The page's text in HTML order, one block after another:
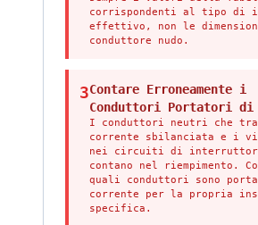
corrispondenti al tipo di
effettivo, non le
conduttore nudo.
3Contare Erroneamente i
Conduttori Portatori di
I conduttori neutri che
corrente sbilanciata e i
nei circuiti di
contano nel riempimento.
quali conduttori sono
corrente per la propria
specifica.